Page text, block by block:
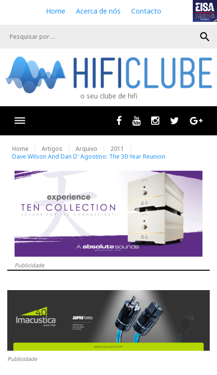
e
Home Acerca de nós Contacto
search
o seu clube de hifi
Facebook
Youtube InstagramTwitter
Home Artigos Arquivo
2011
Dave Wilson And Dan D' Agostino: The 30 Year Reunion
Publicidade
Publicidade